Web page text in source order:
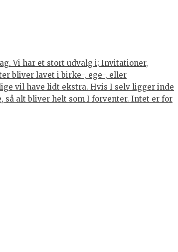
Vi har et stort udvalg i; Invitationer,
bliver lavet i birke-, ege-, eller
vil have lidt ekstra. Hvis I selv ligger inde
så alt bliver helt som I forventer. Intet er for